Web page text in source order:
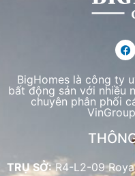
BigHomes là công ty
bất động sản với nhiều
chuyên phân phối
TRỤ SỞ:R4-L2-09